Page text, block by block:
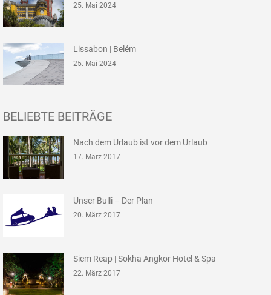
25. Mai 2024
Lissabon | Belém
25. Mai 2024
BELIEBTE BEITRÄGE
Nach dem Urlaub ist vor dem Urlaub
17. März 2017
Unser Bulli – Der Plan
20. März 2017
Siem Reap | Sokha Angkor Hotel & Spa
22. März 2017